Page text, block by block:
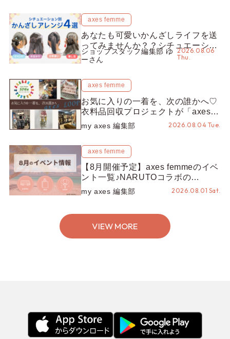
axes femme
あなたも可愛いかんざしライフを送
ってみませんか？？シチュエーショ
ン別“かんざし”のオススメ【ショッ
プスタッフ編集部】
ショップスタッフ編集部 ゆ
ーさん
2026.08.06
Thu.
axes femme
お気に入りの一着を、次の誰かへ♡
衣料品回収プロジェクトが「axes
LOOP」にアップデート！活用する
とポイントが手に入る◎
my axes 編集部 2026.08.04 Tue.
axes femme
【8月開催予定】axes femmeのイベ
ント一覧♪NARUTOコラボの
REZEN POPUPから、プチYour
Stage.、ティーパーティまで！8月
my axes 編集部 2026.08.01 Sat.
VIEW MORE